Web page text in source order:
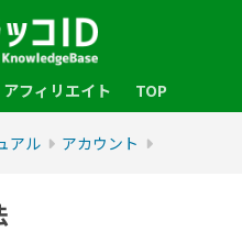
アフィリエイト TOP
アル アカウント